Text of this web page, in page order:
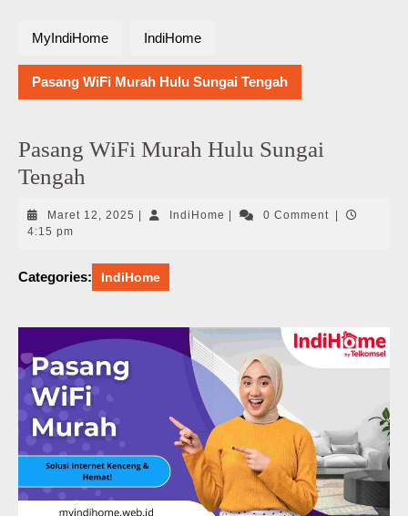
MyIndiHome IndiHome
Pasang WiFi Murah Hulu Sungai Tengah
Pasang WiFi Murah Hulu Sungai
Tengah
Maret 12, 2025 Maret
IndiHome IndiHome0 Comment
4:15 pm
Categories: IndiHome